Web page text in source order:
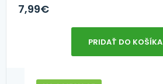
7,99€
PRIDAŤ DO KOŠÍKA